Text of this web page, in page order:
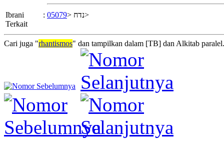
Ibrani
Terkait
: נדח <05079 >
Cari juga "rhantismos" dan tampilkan dalam [TB] dan Alkitab paralel.